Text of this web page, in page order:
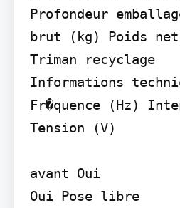
Profondeur
brut (kg) Poids
Triman recyclage
Informations
Fr�quence (Hz)
Tension (V)
avant Oui
Oui Pose libre